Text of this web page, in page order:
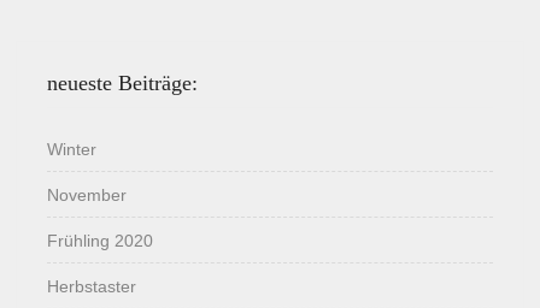
neueste Beiträge:
Winter
November
Frühling 2020
Herbstaster